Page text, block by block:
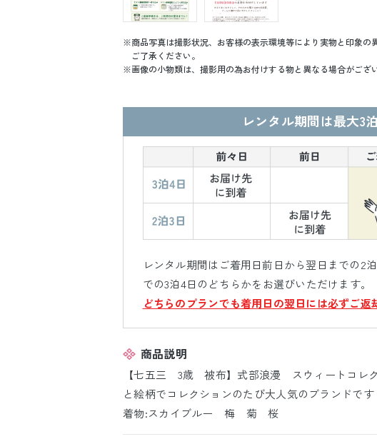
商品写真は撮影状況、お客様の表示環境等により実物と印象の
ご了承ください。
画像の小物類は、撮影用の為お付けする物と異なる場合がござ
レンタル期間は最大3
レンタル期間はご着用日前日から翌日までの2
での3泊4日のどちらかをお選びいただけます。
どちらのプランでも着用日の翌日には必ずご返
商品説明
【七五三 3歳 被布】式部浪漫 スウィートコレ
と絵柄でコレクションのたび大人気のブランド
着物:スカイブルー 梅 菊 桜